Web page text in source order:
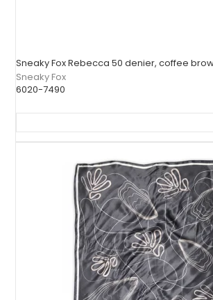
Sneaky Fox Rebecca 50 denier, coffee
Sneaky Fox
6020-7490